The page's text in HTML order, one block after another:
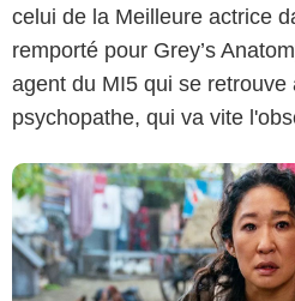
celui de la Meilleure actrice
remporté pour Grey’s
agent du MI5 qui se
psychopathe, qui va vite